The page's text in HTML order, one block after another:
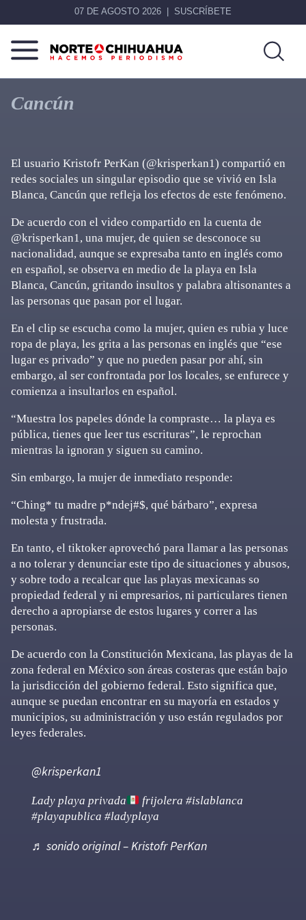
07 DE AGOSTO 2026 SUSCRÍBETE
Norte
De
Chihuahua
Más
que
noticias,
Cancún
El usuario Kristofr PerKan (@krisperkan1) compartió en
redes sociales un singular episodio que se vivió en Isla
Blanca, Cancún que refleja los efectos de este fenómeno.
De acuerdo con el video compartido en la cuenta de
@krisperkan1, una mujer, de quien se desconoce su
nacionalidad, aunque se expresaba tanto en inglés como
en español, se observa en medio de la playa en Isla
Blanca, Cancún, gritando insultos y palabra altisonantes a
las personas que pasan por el lugar.
En el clip se escucha como la mujer, quien es rubia y luce
ropa de playa, les grita a las personas en inglés que “ese
lugar es privado” y que no pueden pasar por ahí, sin
embargo, al ser confrontada por los locales, se enfurece y
comienza a insultarlos en español.
“Muestra los papeles dónde la compraste… la playa es
pública, tienes que leer tus escrituras”, le reprochan
mientras la ignoran y siguen su camino.
Sin embargo, la mujer de inmediato responde:
“Ching* tu madre p*ndej#$, qué bárbaro”, expresa
molesta y frustrada.
En tanto, el tiktoker aprovechó para llamar a las personas
a no tolerar y denunciar este tipo de situaciones y abusos,
y sobre todo a recalcar que las playas mexicanas so
propiedad federal y ni empresarios, ni particulares tienen
derecho a apropiarse de estos lugares y correr a las
personas.
De acuerdo con la Constitución Mexicana, las playas de la
zona federal en México son áreas costeras que están bajo
la jurisdicción del gobierno federal. Esto significa que,
aunque se puedan encontrar en su mayoría en estados y
municipios, su administración y uso están regulados por
leyes federales.
@krisperkan1
Lady playa privada frijolera#islablanca
#playapublica #ladyplaya
♬ sonido original – Kristofr PerKan